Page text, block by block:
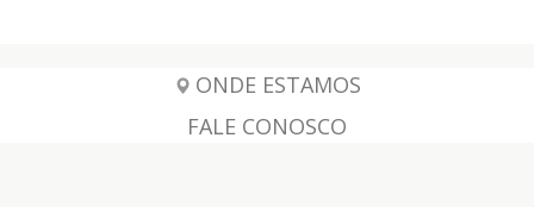
ONDE ESTAMOS
FALE CONOSCO